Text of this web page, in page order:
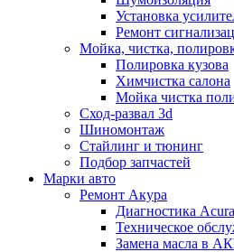
Установка
Ремонт
Мойка, чистка,
Полировка кузова
Химчистка салона
Мойка чистка
Сход-развал 3d
Шиномонтаж
Стайлинг и тюнинг
Подбор запчастей
Марки авто
Ремонт Акура
Диагностика Acura
Техническое
Замена масла в